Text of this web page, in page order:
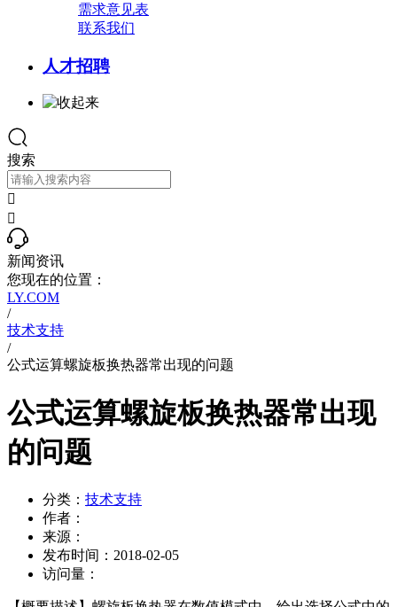
需求意见表
联系我们
人才招聘
搜索


新闻资讯
您现在的位置：
LY.COM
/
技术支持
/
公式运算螺旋板换热器常出现的问题
公式运算螺旋板换热器常出现
的问题
分类： 技术支持
作者：
来源：
发布时间： 2018-02-05
访问量：